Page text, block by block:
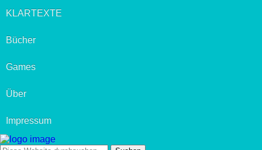
KLARTEXTE
Bücher
Games
Über
Impressum